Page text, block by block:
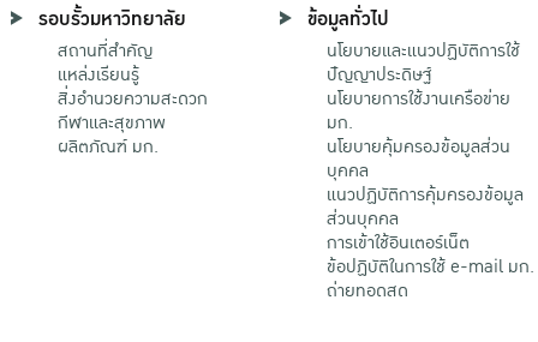
รอบรั้วมหาวิทยาลัย
สถานที่สำคัญ
แหล่งเรียนรู้
สิ่งอำนวยความสะดวก
กีฬาและสุขภาพ
ผลิตภัณฑ์ มก.
ข้อมูลทั่วไป
นโยบายและแนวปฏิบัติการใช้
ปัญญาประดิษฐ์
นโยบายการใช้งานเครือข่าย
มก.
นโยบายคุ้มครองข้อมูลส่วน
บุคคล
แนวปฏิบัติการคุ้มครองข้อมูล
ส่วนบุคคล
การเข้าใช้อินเตอร์เน็ต
ข้อปฏิบัติในการใช้ e-mail มก.
ถ่ายทอดสด